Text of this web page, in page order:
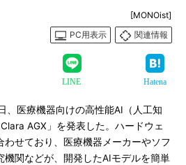
[MONOist]
PC用表示
関連情報
LINE Hatena
医療機器向けの高性能AI（人工知
AGX」を発表した。ハードウェ
わせており、医療機器メーカーやソフ
機関などが、開発したAIモデルを簡単